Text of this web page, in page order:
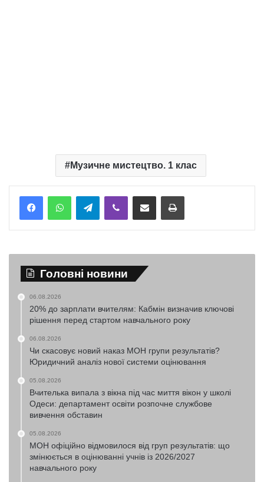
Музичне мистецтво. 1 клас
TelegramViber Надіслати електронною поштоюНадрукувати
Головні новини
06.08.2026
20% до зарплати вчителям: Кабмін визначив ключові
рішення перед стартом навчального року
06.08.2026
Чи скасовує новий наказ МОН групи результатів?
Юридичний аналіз нової системи оцінювання
05.08.2026
Вчителька випала з вікна під час миття вікон у школі
Одеси: департамент освіти розпочне службове
вивчення обставин
05.08.2026
МОН офіційно відмовилося від груп результатів: що
змінюється в оцінюванні учнів із 2026/2027
навчального року